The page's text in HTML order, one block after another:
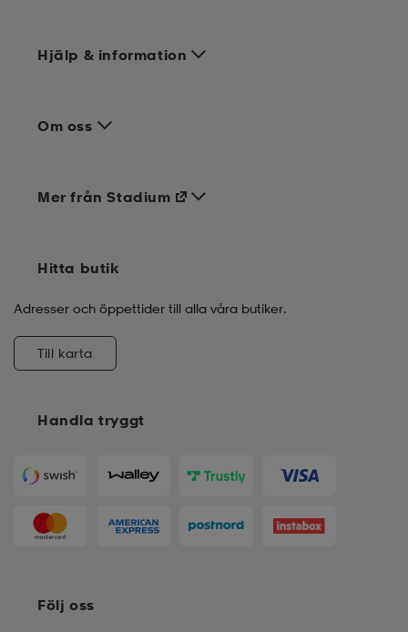
Hjälp & information
Om oss
Handla tryggt
Mer från Stadium
Hitta butik
Adresser och öppettider till alla våra butiker.
Till karta
Följ oss